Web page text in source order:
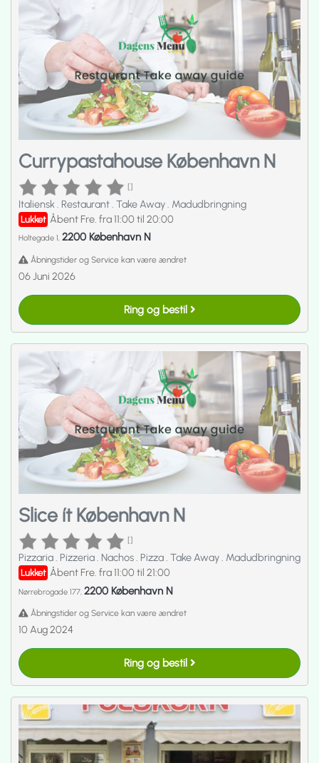
Currypastahouse København N
[]
Italiensk. Restaurant. Take Away. Madudbringning
Lukket Åbent Fre. fra 11:00 til 20:00
Holtegade 1, 2200 København N
Åbningstider og Service kan være ændret
06 Juni 2026
Ring og bestil
Slice ít København N
[]
Pizzaria. Pizzeria. Nachos. Pizza. Take Away. Madudbringning
Lukket Åbent Fre. fra 11:00 til 21:00
Nørrebrogade 177, 2200 København N
Åbningstider og Service kan være ændret
10 Aug 2024
Ring og bestil